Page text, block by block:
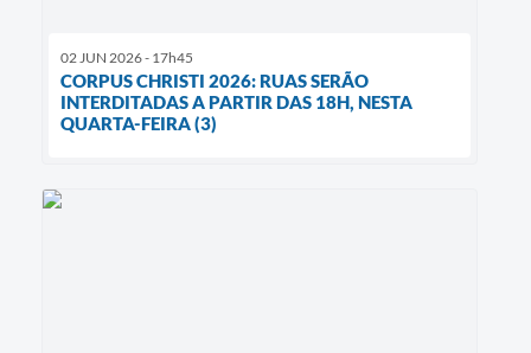
02 JUN 2026 - 17h45
CORPUS CHRISTI 2026: RUAS SERÃO
INTERDITADAS A PARTIR DAS 18H, NESTA
QUARTA-FEIRA (3)